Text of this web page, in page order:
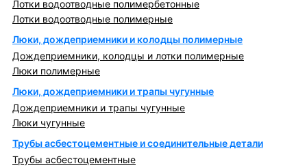
Лотки водоотводные полимербетонные
Лотки водоотводные полимерные
Люки, дождеприемники и колодцы полимерные
Дождеприемники, колодцы и лотки полимерные
Люки полимерные
Люки, дождеприемники и трапы чугунные
Дождеприемники и трапы чугунные
Люки чугунные
Трубы асбестоцементные и соединительные детали
Трубы асбестоцементные